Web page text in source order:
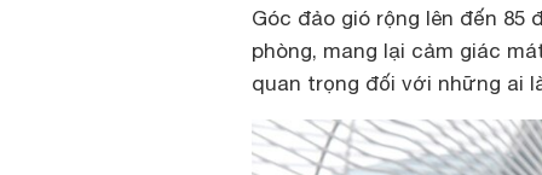
Góc đảo gió rộng lên đến 85
phòng, mang lại cảm giác
quan trọng đối với những ai